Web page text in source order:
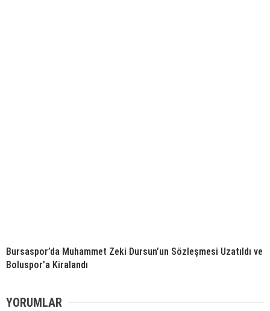
Bursaspor’da Muhammet Zeki Dursun’un Sözleşmesi Uzatıldı ve
Boluspor’a Kiralandı
YORUMLAR